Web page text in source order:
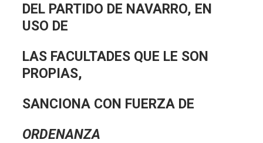
DEL PARTIDO DE NAVARRO, EN
USO DE
LAS FACULTADES QUE LE SON
PROPIAS,
SANCIONA CON FUERZA DE
ORDENANZA